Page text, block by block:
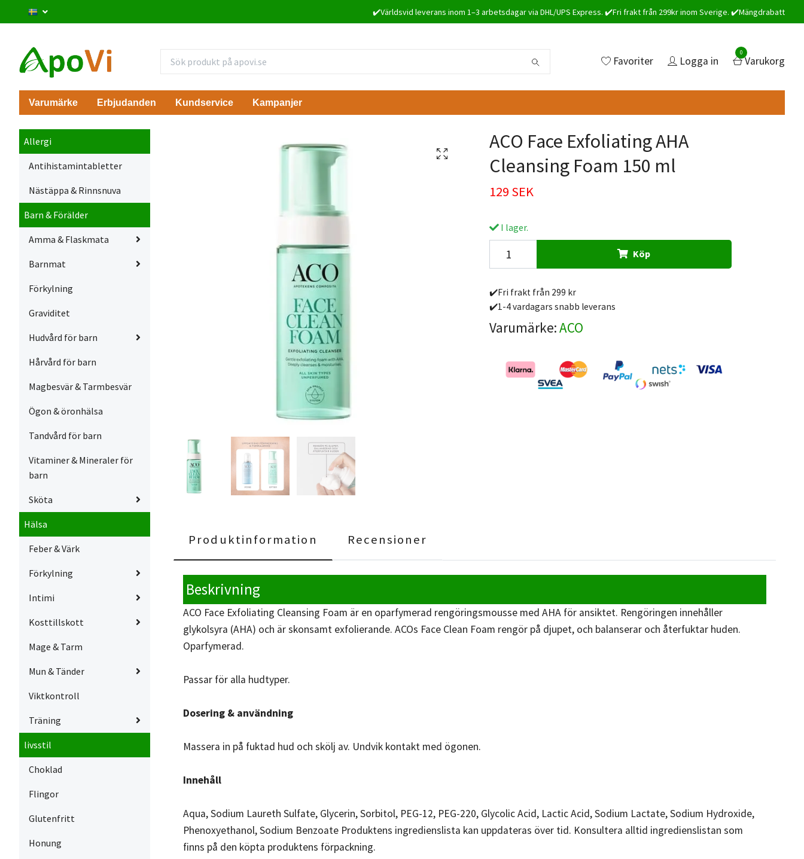
✔️Världsvid leverans inom 1–3 arbetsdagar via DHL/UPS Express. ✔️Fri frakt från 299kr inom Sverige. ✔️Mängdrabatt
Favoriter Logga in
0
Varukorg
Varumärke Erbjudanden Kundservice Kampanjer
Allergi
Antihistamintabletter
Nästäppa & Rinnsnuva
Barn & Förälder
Amma & Flaskmata
Barnmat
Förkylning
Graviditet
Hudvård för barn
Hårvård för barn
Magbesvär & Tarmbesvär
Ögon & öronhälsa
Tandvård för barn
Vitaminer & Mineraler för
barn
Sköta
Hälsa
Feber & Värk
Förkylning
Intimi
Kosttillskott
Mage & Tarm
Mun & Tänder
Viktkontroll
Träning
livsstil
Choklad
Flingor
Glutenfritt
Honung
ACO Face Exfoliating AHA
Cleansing Foam 150 ml
129 SEK
I lager.
Köp
✔️Fri frakt från 299 kr
✔️1-4 vardagars snabb leverans
Varumärke:ACO
Produktinformation Recensioner
Beskrivning
ACO Face Exfoliating Cleansing Foam är en oparfymerad rengöringsmousse med AHA för ansiktet. Rengöringen innehåller
glykolsyra (AHA) och är skonsamt exfolierande. ACOs Face Clean Foam rengör på djupet, och balanserar och återfuktar huden.
Oparfymerad.
Passar för alla hudtyper.
Dosering & användning
Massera in på fuktad hud och skölj av. Undvik kontakt med ögonen.
Innehåll
Aqua, Sodium Laureth Sulfate, Glycerin, Sorbitol, PEG-12, PEG-220, Glycolic Acid, Lactic Acid, Sodium Lactate, Sodium Hydroxide,
Phenoxyethanol, Sodium Benzoate Produktens ingredienslista kan uppdateras över tid. Konsultera alltid ingredienslistan som
finns på den köpta produktens förpackning.